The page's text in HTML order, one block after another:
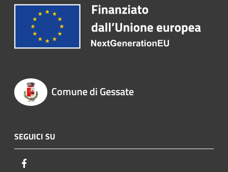
Comune di Gessate
SEGUICI SU